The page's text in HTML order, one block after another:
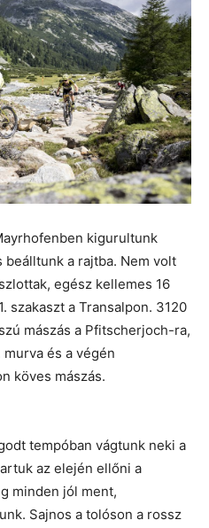
kigurultunk
a rajtba. Nem volt
egész kellemes 16
szakaszt a Transalpon. 3120
mászás a Pfitscherjoch-ra,
és a végén
köves mászás.
tempóban vágtunk neki a
az elején ellőni a
minden jól ment,
Sajnos a tolóson a rossz